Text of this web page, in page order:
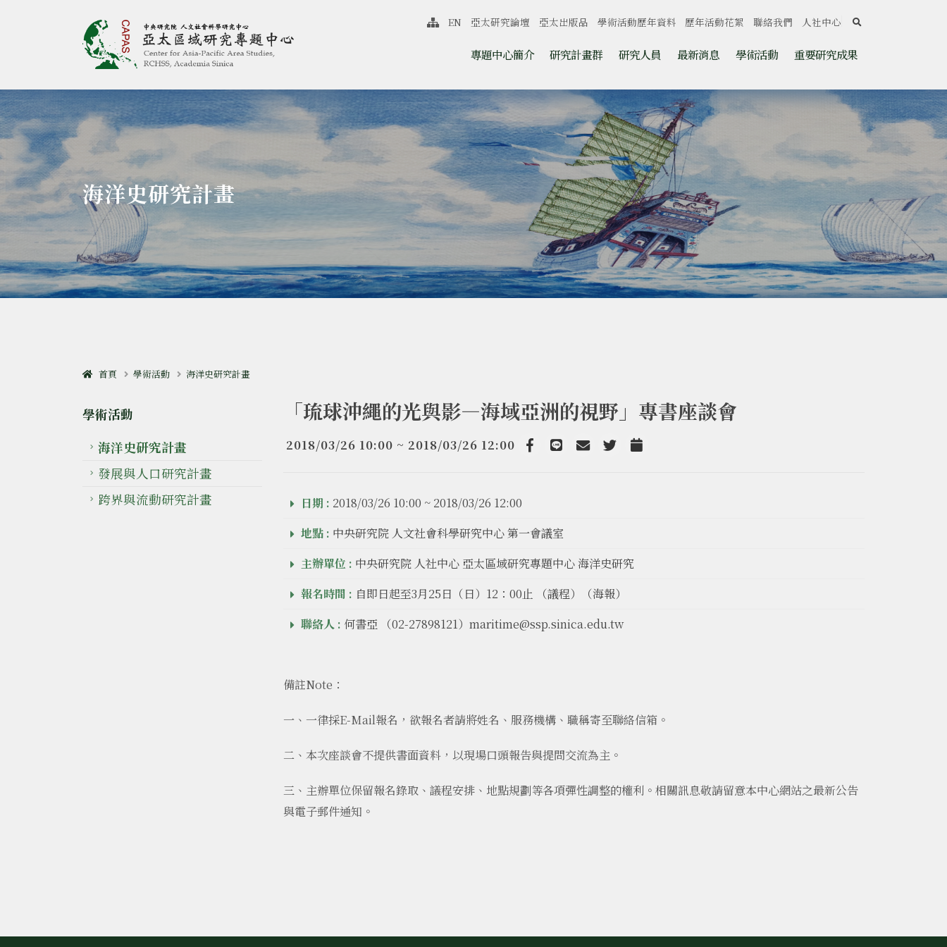
亞太區域研究專題中心 跳至中央區塊/Main Content
:::
專題中心簡介 研究計畫群 研究人員 最新消息 學術活動 重要研究成果
網站導覽
EN 亞太研究論壇 亞太出版品 學術活動歷年資料 歷年活動花絮 聯絡我們 人社中心 search
:::
海洋史研究計畫
首頁 學術活動 海洋史研究計畫
學術活動
海洋史研究計畫
發展與人口研究計畫
跨界與流動研究計畫
「琉球沖繩的光與影—海域亞洲的視野」專書座談會
2018/03/26 10:00 ~ 2018/03/26 12:00
Facebook
line emailTwitterAdd to Calendar
日期 : 2018/03/26 10:00 ~ 2018/03/26 12:00
地點 : 中央研究院 人文社會科學研究中心 第一會議室
主辦單位 : 中央研究院 人社中心 亞太區域研究專題中心 海洋史研究
報名時間 : 自即日起至3月25日（日）12：00止 （議程）（海報）
聯絡人 : 何書亞 （02-27898121）maritime@ssp.sinica.edu.tw
備註Note：
一、一律採E-Mail報名，欲報名者請將姓名、服務機構、職稱寄至聯絡信箱。
二、本次座談會不提供書面資料，以現場口頭報告與提問交流為主。
三、主辦單位保留報名錄取、議程安排、地點規劃等各項彈性調整的權利。相關訊息敬請留意本中心網站之最新公告
與電子郵件通知。